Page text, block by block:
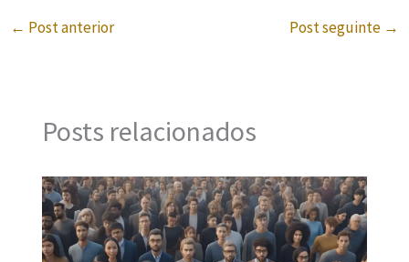
← Post anterior Post seguinte →
Posts relacionados